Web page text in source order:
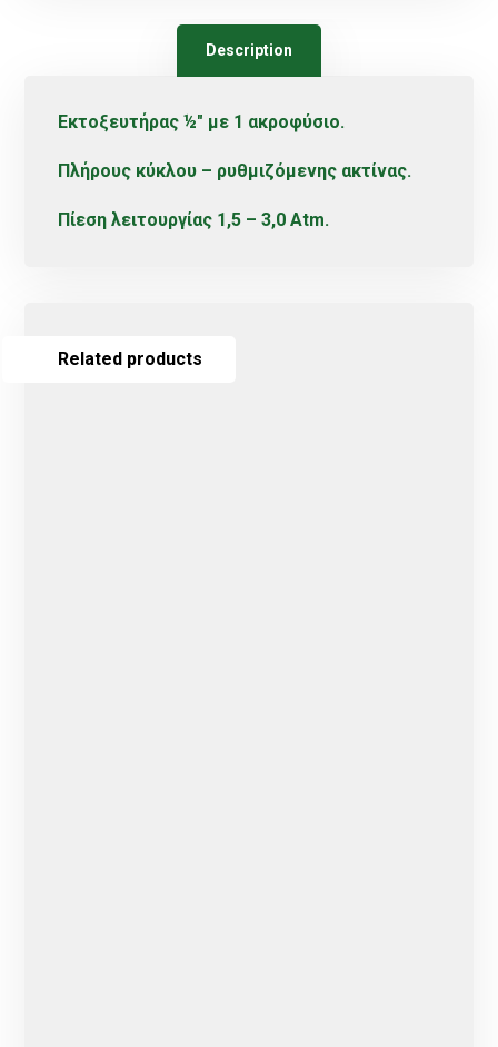
Description
Εκτοξευτήρας ½″ με 1 ακροφύσιο.
Πλήρους κύκλου – ρυθμιζόμενης ακτίνας.
Πίεση λειτουργίας 1,5 – 3,0 Atm.
Related products